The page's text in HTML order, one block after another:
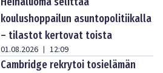
koulushoppailun asuntopolitiikalla
– tilastot kertovat toista
01.08.2026 | 12:09
Cambridge rekrytoi tosielämän